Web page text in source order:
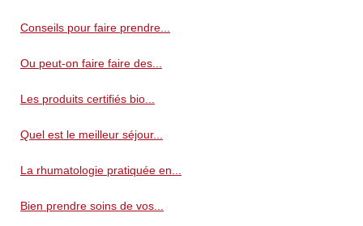
Conseils pour faire prendre...
Ou peut-on faire faire des...
Les produits certifiés bio...
Quel est le meilleur séjour...
La rhumatologie pratiquée en...
Bien prendre soins de vos...